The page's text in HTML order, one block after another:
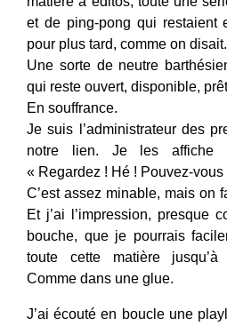
et de ping-pong qui
pour plus tard, comme on disait.
Une sorte de neutre
qui reste ouvert, disponible,
En souffrance.
Je suis l’administrateur des
notre lien. Je les affiche
« Regardez ! Hé ! Pouvez-
C’est assez minable, mais on
Et j’ai l’impression, presque
bouche, que je pourrais
toute cette matière jusqu’à
Comme dans une glue.
J’ai écouté en boucle une